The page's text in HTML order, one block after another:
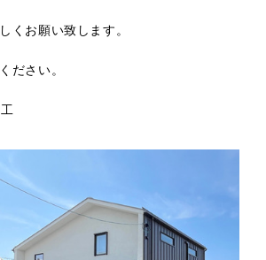
くお願い致します。
ださい。